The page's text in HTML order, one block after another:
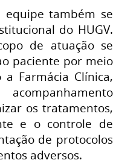
equipe também se
do HUGV.
de atuação se
paciente por meio
Farmácia Clínica,
os tratamentos,
e o controle de
de protocolos
adversos.